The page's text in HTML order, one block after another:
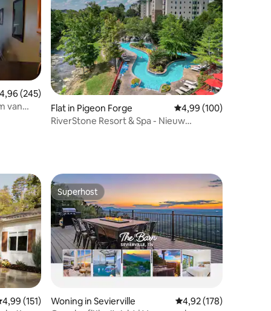
beoordeling van 4,96 op 5, 245 recensies
4,96 (245)
van
Flat in Pigeon Forge Gemiddelde
4,99 (100)
RiverStone Resort & Spa - Nieuw
beoordeling van 4,99 op 5, 151 recensies
4,99 (151)
Superhost
Superhost
Woning in Sevierville Gemiddelde
4,92 (178)